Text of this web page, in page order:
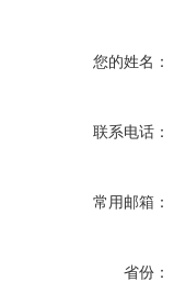
您的姓名：
联系电话：
常用邮箱：
省份：